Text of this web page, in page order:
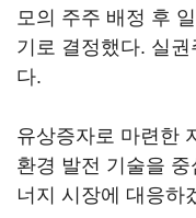
모의 주주 배정 후
기로 결정했다. 실
다.
유상증자로 마련한
환경 발전 기술을 중
너지 시장에 대응하